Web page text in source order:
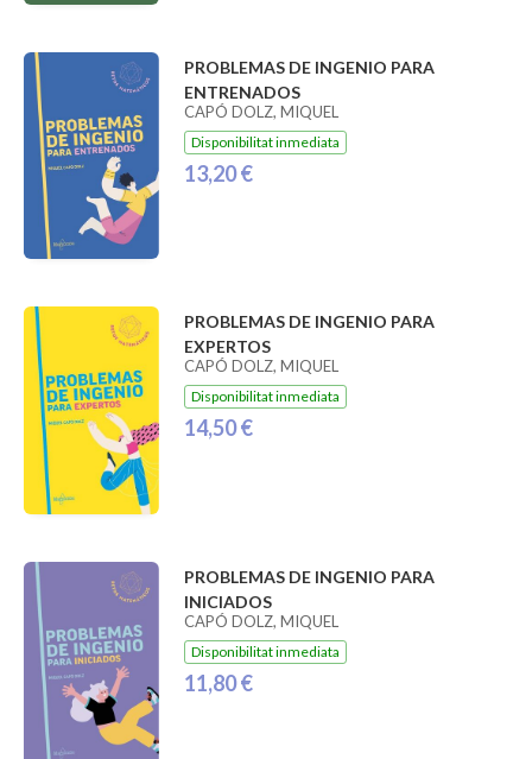
PROBLEMAS DE INGENIO PARA
ENTRENADOS
CAPÓ DOLZ, MIQUEL
Disponibilitat inmediata
13,20 €
PROBLEMAS DE INGENIO PARA
EXPERTOS
CAPÓ DOLZ, MIQUEL
Disponibilitat inmediata
14,50 €
PROBLEMAS DE INGENIO PARA
INICIADOS
CAPÓ DOLZ, MIQUEL
Disponibilitat inmediata
11,80 €